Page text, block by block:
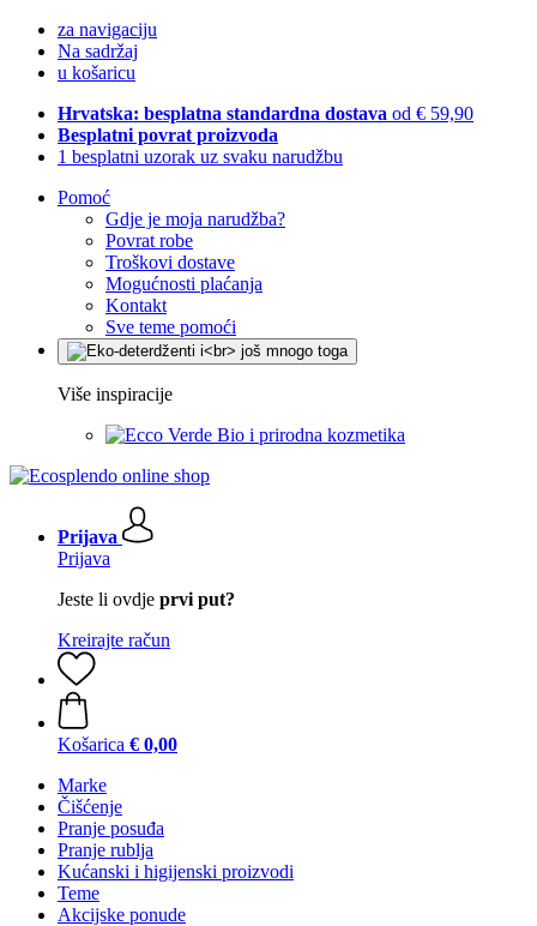
za navigaciju
Na sadržaj
u košaricu
Hrvatska: besplatna standardna dostava od € 59,90
Besplatni povrat proizvoda
1 besplatni uzorak uz svaku narudžbu
Pomoć
Gdje je moja narudžba?
Povrat robe
Troškovi dostave
Mogućnosti plaćanja
Kontakt
Sve teme pomoći
Više inspiracije
Bio i prirodna kozmetika
Prijava
Prijava
Jeste li ovdje prvi put?
Kreirajte račun
Košarica € 0,00
Marke
Čišćenje
Pranje posuđa
Pranje rublja
Kućanski i higijenski proizvodi
Teme
Akcijske ponude